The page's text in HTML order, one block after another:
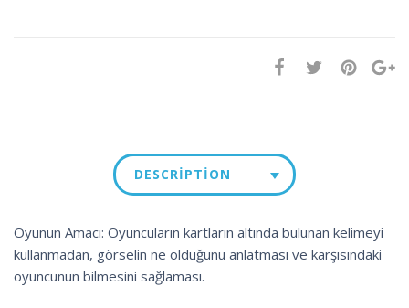
DESCRIPTION
Oyunun Amacı: Oyuncuların kartların altında bulunan kelimeyi
kullanmadan, görselin ne olduğunu anlatması ve karşısındaki
oyuncunun bilmesini sağlaması.